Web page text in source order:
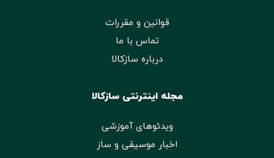
قوانین و مقررات
تماس با ما
درباره سازکالا
مجله اینترنتی سازکالا
ویدئوهای آموزشی
اخبار موسیقی و ساز